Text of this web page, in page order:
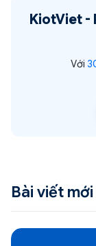
KiotViet -
Với
Bài viết